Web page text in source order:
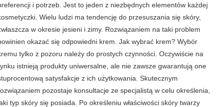
i potrzeb. Jest to jeden z niezbędnych elementów każdej
Wielu ludzi ma tendencję do przesuszania się skóry,
w okresie jesieni i zimy. Rozwiązaniem na taki problem
okazać się odpowiedni krem. Jak wybrać krem? Wybór
tylko z pozoru należy do prostych czynności. Oczywiście na
istnieją produkty uniwersalne, ale nie zawsze gwarantują one
satysfakcje z ich użytkowania. Skutecznym
pozostaje konsultacje ze specjalistą w celu określenia,
typ skóry się posiada. Po określeniu właściwości skóry twarzy